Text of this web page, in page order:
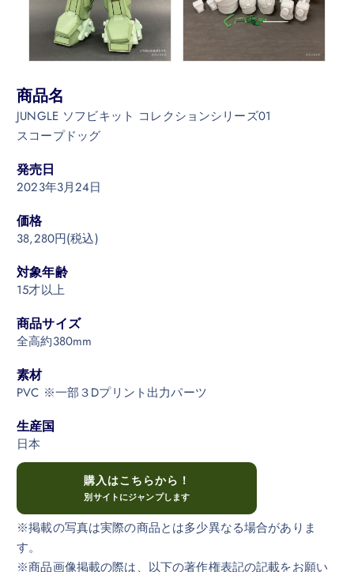
商品名
JUNGLE ソフビキット コレクションシリーズ01
スコープドッグ
発売日
2023年3月24日
価格
38,280円(税込)
対象年齢
15才以上
商品サイズ
全高約380mm
素材
PVC ※一部３Dプリント出力パーツ
生産国
日本
購入はこちらから！
別サイトにジャンプします
※掲載の写真は実際の商品とは多少異なる場合がありま
す。
※商品画像掲載の際は、以下の著作権表記の記載をお願い